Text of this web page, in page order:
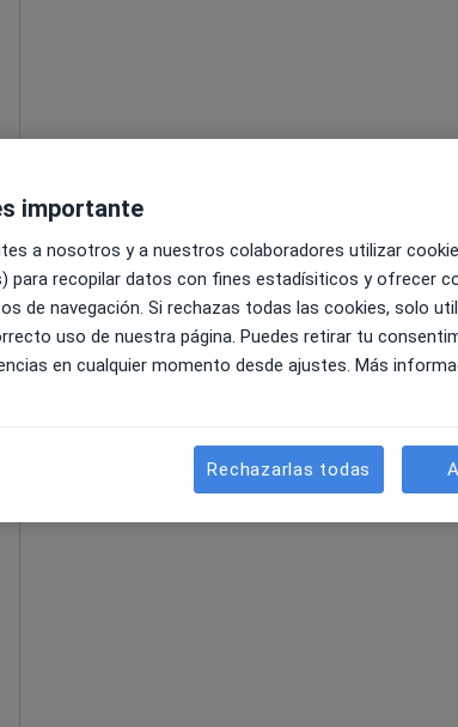
importante
a nosotros y a nuestros colaboradores utilizar
para recopilar datos con fines estadísiticos y ofrecer
de navegación. Si rechazas todas las cookies, solo
uso de nuestra página. Puedes retirar tu
en cualquier momento desde ajustes. Más
Rechazarlas todas